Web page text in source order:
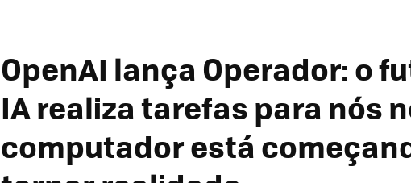
OpenAI lança Operador: o
IA realiza tarefas para nós
computador está